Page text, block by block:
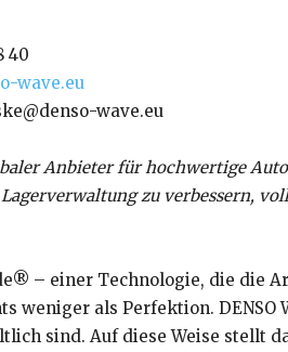
40
wave.eu
wave.eu
Anbieter für hochwertige
zu verbessern,
– einer Technologie, die die
weniger als Perfektion.
sind. Auf diese Weise stellt